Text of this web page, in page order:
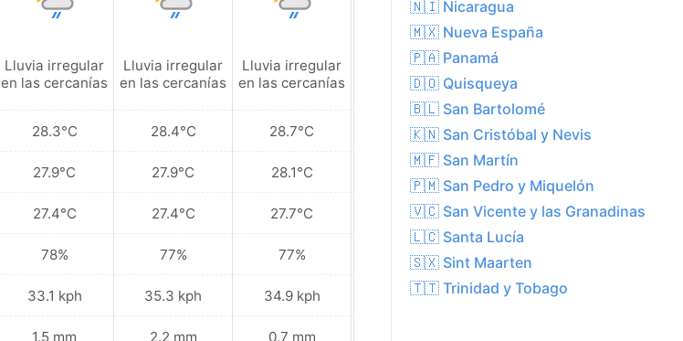
Lluvia irregular
en las cercanías
28.3°C
27.9°C
27.4°C
78%
33.1 kph
1.5 mm
Lluvia irregular
en las cercanías
28.4°C
27.9°C
27.4°C
77%
35.3 kph
2.2 mm
Lluvia irregular
en las cercanías
28.7°C
28.1°C
27.7°C
77%
34.9 kph
0.7 mm
Lluvia irregular
en las cercanías
28.4°C
27.9°C
27.3°C
78%
34.9 kph
🇳🇮 Nicaragua
🇲🇽 Nueva España
🇵🇦 Panamá
🇩🇴 Quisqueya
🇧🇱 San Bartolomé
🇰🇳 San Cristóbal y Nevis
🇲🇫 San Martín
🇵🇲 San Pedro y Miquelón
🇻🇨 San Vicente y las Granadinas
🇱🇨 Santa Lucía
🇸🇽 Sint Maarten
🇹🇹 Trinidad y Tobago